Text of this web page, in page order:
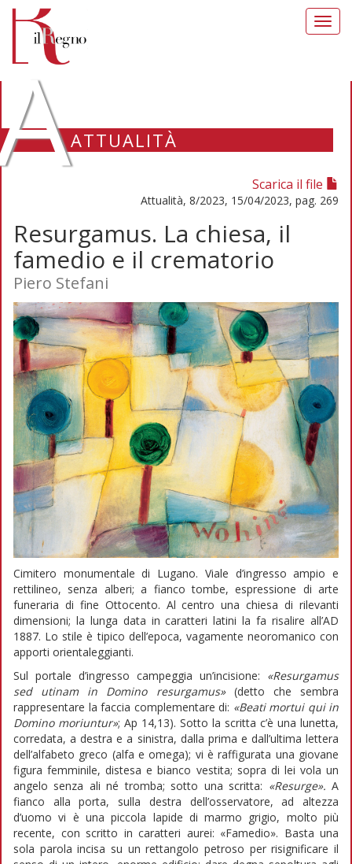
ATTUALITÀ
Scarica il file
Attualità, 8/2023, 15/04/2023, pag. 269
Resurgamus. La chiesa, il
famedio e il crematorio
Piero Stefani
Cimitero monumentale di Lugano. Viale d’ingresso ampio e
rettilineo, senza alberi; a fianco tombe, espressione di arte
funeraria di fine Ottocento. Al centro una chiesa di rilevanti
dimensioni; la lunga data in caratteri latini la fa risalire all’AD
1887. Lo stile è tipico dell’epoca, vagamente neoromanico con
apporti orientaleggianti.
Sul portale d’ingresso campeggia un’incisione: «Resurgamus
sed utinam in Domino resurgamus»(detto che sembra
rappresentare la faccia complementare di: «Beati mortui qui in
Domino moriuntur»; Ap 14,13). Sotto la scritta c’è una lunetta,
corredata, a destra e a sinistra, dalla prima e dall’ultima lettera
dell’alfabeto greco (alfa e omega); vi è raffigurata una giovane
figura femminile, distesa e bianco vestita; sopra di lei vola un
angelo senza ali né tromba; sotto una scritta: «Resurge». A
fianco alla porta, sulla destra dell’osservatore, ad altezza
d’uomo vi è una piccola lapide di marmo grigio, molto più
recente, con scritto in caratteri aurei: «Famedio». Basta una
sola parola incisa su un rettangolo petroso per risignificare il